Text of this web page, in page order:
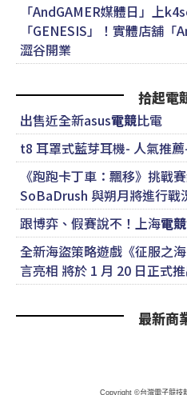
「AndGAMER媒體日」上
「GENESIS」！實體店舖
澀谷開業
拾起電
出售近全新asus電競比電
t8 耳罩式藍芽耳機- 人氣推
《跑跑卡丁車：飄移》挑戰
SoBaDrush 與朔月將進行戰
跟博弈、假賽說不！上海電競
全新海盜策略遊戲《征服之
言亮相 將於 1 月 20 日正式
最新商
Copyright ©台灣電子競技